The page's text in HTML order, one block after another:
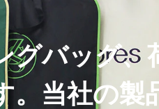
チック製ハ
細はカスタ